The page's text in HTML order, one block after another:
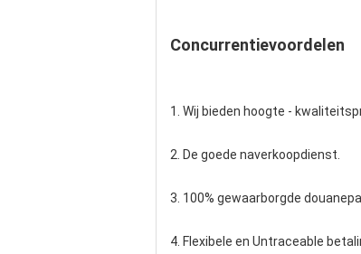
Concurrentievoordelen
1. Wij bieden hoogte -
2. De goede naverkoopdienst.
3. 100% gewaarborgde
4. Flexibele en Untraceable